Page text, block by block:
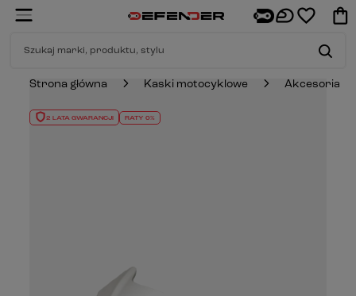
Strona główna Kaski motocyklowe Akcesoria
2 LATA GWARANCJI RATY 0%